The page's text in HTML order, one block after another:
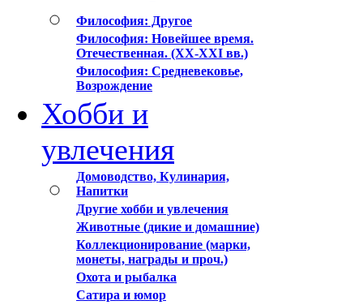
Философия: Другое
Философия: Новейшее время.
Отечественная. (XX-XXI вв.)
Философия: Средневековье,
Возрождение
Хобби и
увлечения
Домоводство, Кулинария,
Напитки
Другие хобби и увлечения
Животные (дикие и домашние)
Коллекционирование (марки,
монеты, награды и проч.)
Охота и рыбалка
Сатира и юмор